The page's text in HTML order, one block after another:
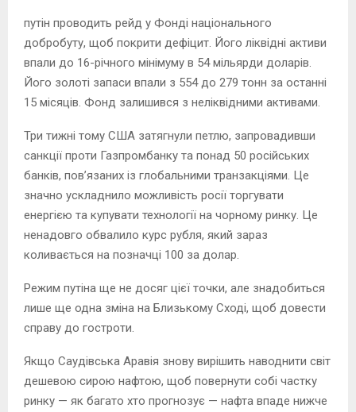
путін проводить рейд у Фонді національного
добробуту, щоб покрити дефіцит. Його ліквідні активи
впали до 16-річного мінімуму в 54 мільярди доларів.
Його золоті запаси впали з 554 до 279 тонн за останні
15 місяців. Фонд залишився з неліквідними активами.
Три тижні тому США затягнули петлю, запровадивши
санкції проти Газпромбанку та понад 50 російських
банків, пов’язаних із глобальними транзакціями. Це
значно ускладнило можливість росії торгувати
енергією та купувати технології на чорному ринку. Це
ненадовго обвалило курс рубля, який зараз
коливається на позначці 100 за долар.
Режим путіна ще не досяг цієї точки, але знадобиться
лише ще одна зміна на Близькому Сході, щоб довести
справу до гостроти.
Якщо Саудівська Аравія знову вирішить наводнити світ
дешевою сирою нафтою, щоб повернути собі частку
ринку — як багато хто прогнозує — нафта впаде нижче